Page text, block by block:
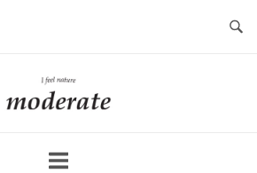
ホ
ー